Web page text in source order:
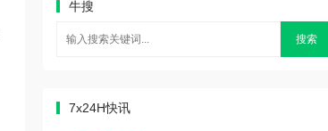
牛搜
搜索
7x24H快讯